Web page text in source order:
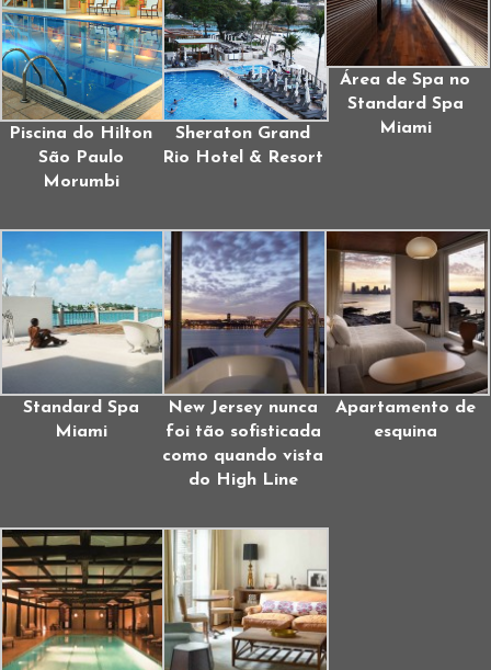
Piscina do Hilton
São Paulo
Morumbi
Sheraton Grand
Rio Hotel & Resort
Área de Spa no
Standard Spa
Miami
Standard Spa
Miami
New Jersey nunca
foi tão sofisticada
como quando vista
do High Line
Apartamento de
esquina